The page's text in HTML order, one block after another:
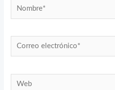
Nombre*
Correo
electrónico*
Web